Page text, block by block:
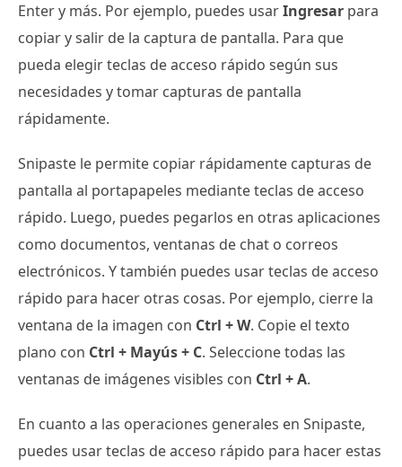
Enter y más. Por ejemplo, puedes usarIngresar para
copiar y salir de la captura de pantalla. Para que
pueda elegir teclas de acceso rápido según sus
necesidades y tomar capturas de pantalla
rápidamente.
Snipaste le permite copiar rápidamente capturas de
pantalla al portapapeles mediante teclas de acceso
rápido. Luego, puedes pegarlos en otras aplicaciones
como documentos, ventanas de chat o correos
electrónicos. Y también puedes usar teclas de acceso
rápido para hacer otras cosas. Por ejemplo, cierre la
ventana de la imagen con Ctrl + W. Copie el texto
plano con Ctrl + Mayús + C. Seleccione todas las
ventanas de imágenes visibles con Ctrl + A.
En cuanto a las operaciones generales en Snipaste,
puedes usar teclas de acceso rápido para hacer estas